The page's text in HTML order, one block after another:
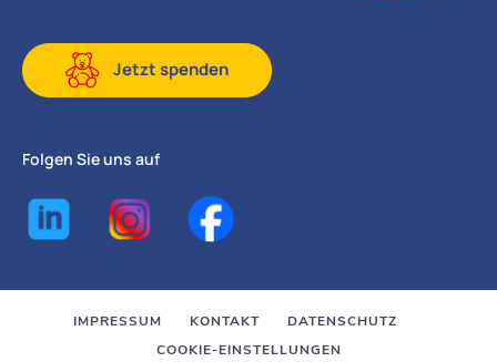
Jetzt spenden
Folgen Sie uns auf
IMPRESSUM KONTAKT
DATENSCHUTZ
COOKIE-EINSTELLUNGEN